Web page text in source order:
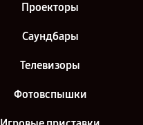
Проекторы
Саундбары
Телевизоры
Фотовспышки